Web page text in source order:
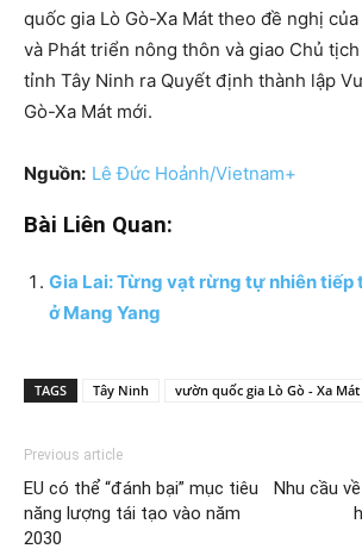
quốc gia Lò Gò-Xa Mát theo đề nghị
và Phát triển nông thôn và giao Chủ
tỉnh Tây Ninh ra Quyết định thành lập
Gò-Xa Mát mới.
Nguồn: Lê Đức Hoảnh/Vietnam+
Bài Liên Quan:
Gia Lai: Từng vạt rừng tự nhiên tiếp
ở Mang Yang
TAGS Tây Ninh vườn quốc gia Lò Gò - Xa Mát
Previous article
EU có thể “đánh bại” mục tiêu
năng lượng tái tạo vào năm
2030
Nhu cầu